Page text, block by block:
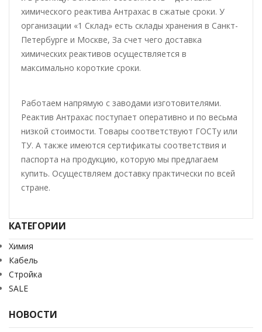
химического реактива Антрахас в сжатые сроки. У
организации «1 Склад» есть склады хранения в Санкт-
Петербурге и Москве, За счет чего доставка
химических реактивов осуществляется в
максимально короткие сроки.
Работаем напрямую с заводами изготовителями.
Реактив Антрахас поступает оперативно и по весьма
низкой стоимости. Товары соответствуют ГОСТу или
ТУ. А также имеются сертификаты соответствия и
паспорта на продукцию, которую мы предлагаем
купить. Осуществляем доставку практически по всей
стране.
КАТЕГОРИИ
Химия
Кабель
Стройка
SALE
НОВОСТИ